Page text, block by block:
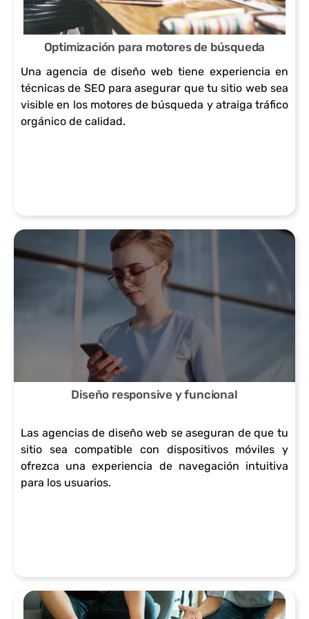
arquitectura
de información
clara y
jerarquía
visual.
carga: Reducir
los tiempos de
carga para
brindar una
experiencia
fluida y rápida
a los usuarios.
navegación:
Organizar el
menús y
internos y
externos
relevantes
para mejorar la
importante
tener en
cuenta las
directrices y
políticas de los
motores de
búsqueda,
como Google,
para evitar
colores y
tipografías
coherentes,
ayuda a los
usuarios a
navegar sin
confusiones.
Facilidad de
lectura: un
diseño gráfico
que tenga en
cuenta la
legibilidad, el
tamaño y
contraste de la
cómoda y evita
te
permite
llegar a
tu
er
momen
gastos
logístic
os: Al
línea,
reduce
manera efectiva.
Optimización para motores de búsqueda
Una agencia de diseño web tiene experiencia en
técnicas de SEO para asegurar que tu sitio web sea
visible en los motores de búsqueda y atraiga tráfico
orgánico de calidad.
Diseño responsive y funcional
Las agencias de diseño web se aseguran de que tu
sitio sea compatible con dispositivos móviles y
ofrezca una experiencia de navegación intuitiva
para los usuarios.